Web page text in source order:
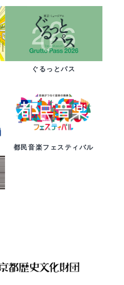
ぐるっとパス
都民音楽フェスティバル